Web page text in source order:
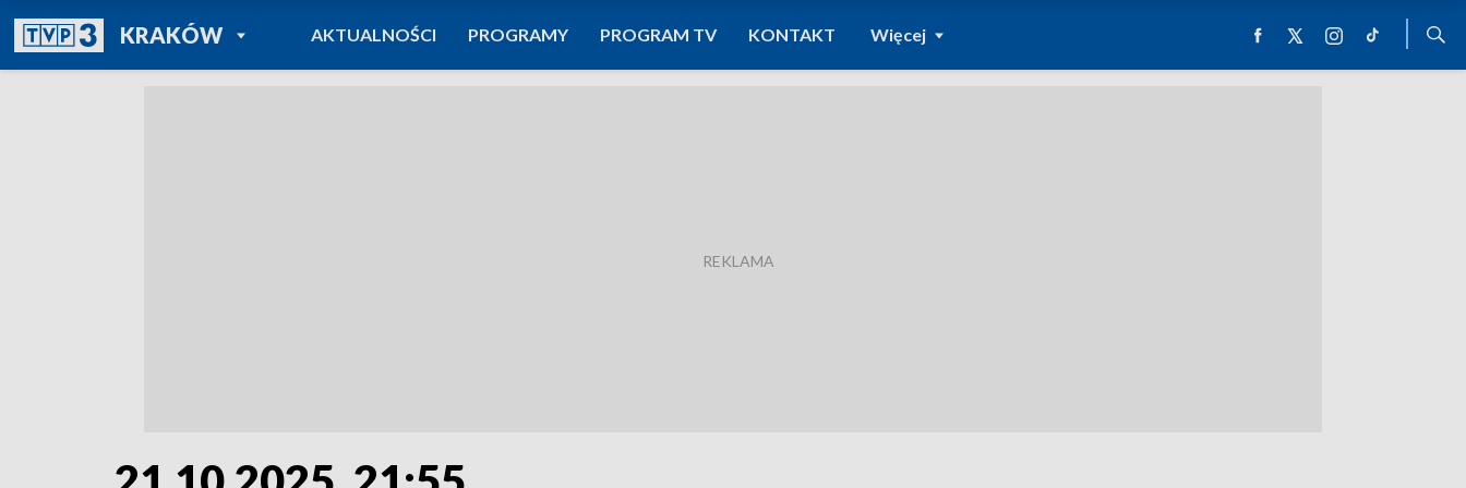
KRAKÓWPOWRÓT DO
TVP REGIONY
AKTUALNOŚCI PROGRAMY PROGRAM TV KONTAKT Więcej